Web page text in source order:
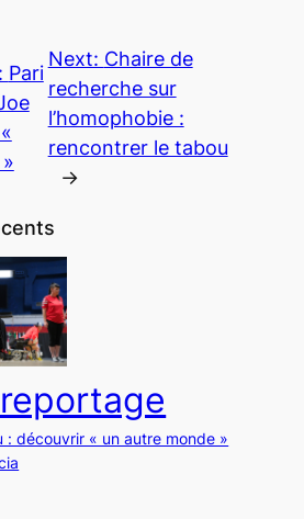
Pari
Next: Chaire de
recherche sur
l’homophobie :
rencontrer le tabou
→
: découvrir « un autre monde »